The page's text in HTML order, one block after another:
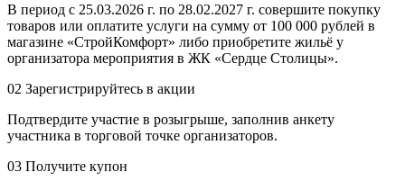
В период с 25.03.2026 г. по 28.02.2027 г. совершите покупку
товаров или оплатите услуги на сумму от 100 000 рублей в
магазине «СтройКомфорт» либо приобретите жильё у
организатора мероприятия в ЖК «Сердце Столицы».
02 Зарегистрируйтесь в акции
Подтвердите участие в розыгрыше, заполнив анкету
участника в торговой точке организаторов.
03 Получите купон